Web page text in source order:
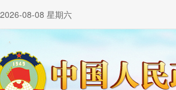
2026-08-08 星期六